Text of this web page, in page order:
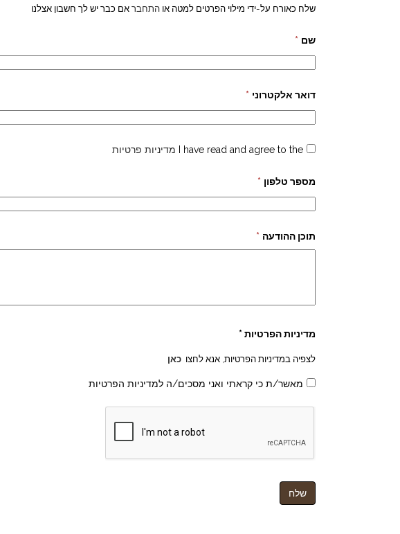
שלח כאורח על-ידי מילוי הפרטים למטה או התחבראם כבר יש לך חשבון אצלנו
שם *
דואר אלקטרוני *
I have read and agree to the מדיניות פרטיות
מספר טלפון *
תוכן ההודעה *
מדיניות הפרטיות *
לצפיה במדיניות הפרטיות, אנא לחצו כאן
מאשר/ת כי קראתי ואני מסכים/ה למדיניות הפרטיות